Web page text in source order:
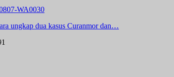
ungkap dua kasus Curanmor dan…